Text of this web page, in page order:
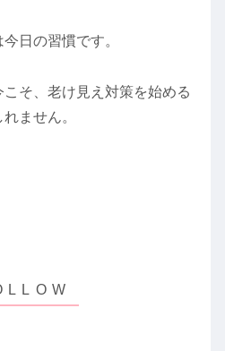
日の習慣です。
こそ、老け見え対策を始める
ません。